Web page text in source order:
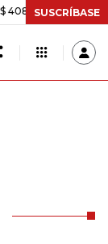
+$ 8.753,81
SUSCRÍBASE